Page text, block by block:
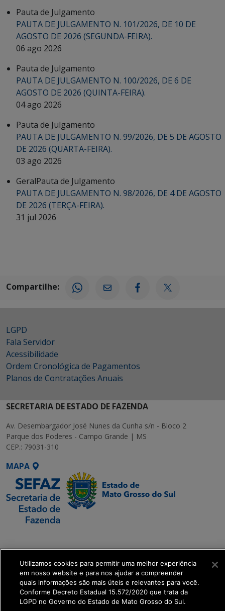
Pauta de Julgamento
PAUTA DE JULGAMENTO N. 101/2026, DE 10 DE
AGOSTO DE 2026 (SEGUNDA-FEIRA).
06 ago 2026
Pauta de Julgamento
PAUTA DE JULGAMENTO N. 100/2026, DE 6 DE
AGOSTO DE 2026 (QUINTA-FEIRA).
04 ago 2026
Pauta de Julgamento
PAUTA DE JULGAMENTO N. 99/2026, DE 5 DE AGOSTO
DE 2026 (QUARTA-FEIRA).
03 ago 2026
GeralPauta de Julgamento
PAUTA DE JULGAMENTO N. 98/2026, DE 4 DE AGOSTO
DE 2026 (TERÇA-FEIRA).
31 jul 2026
Compartilhe:
LGPD
Fala Servidor
Acessibilidade
Ordem Cronológica de Pagamentos
Planos de Contratações Anuais
SECRETARIA DE ESTADO DE FAZENDA
Av. Desembargador José Nunes da Cunha s/n - Bloco 2
Parque dos Poderes - Campo Grande | MS
CEP.: 79031-310
MAPA
Executiva de
Transformação Digital
get_footer();
Utilizamos cookies para permitir uma melhor experiência
em nosso website e para nos ajudar a compreender
quais informações são mais úteis e relevantes para você.
Conforme Decreto Estadual 15.572/2020 que trata da
LGPD no Governo do Estado de Mato Grosso do Sul.